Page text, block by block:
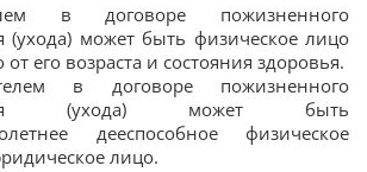
в договоре пожизненного
(ухода) может быть физическое лицо
его возраста и состояния здоровья.
в договоре пожизненного
(ухода) может быть
дееспособное физическое
лицо.